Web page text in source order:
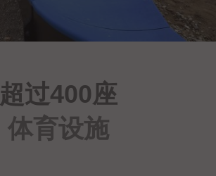
超过400座
体育设施